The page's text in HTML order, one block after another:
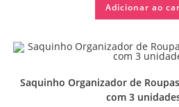
Adicionar ao
Saquinho Organizador de
com 3